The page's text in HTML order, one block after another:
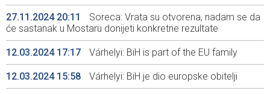
27.11.2024 20:11
Soreca: Vrata su otvorena, nadam se da
će sastanak u Mostaru donijeti konkretne rezultate
12.03.2024 17:17 Várhelyi: BiH is part of the EU family
12.03.2024 15:58 Várhelyi: BiH je dio europske obitelji